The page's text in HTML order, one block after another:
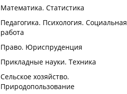
Математика. Статистика
Педагогика. Психология. Социальная
работа
Право. Юриспруденция
Прикладные науки. Техника
Сельское хозяйство.
Природопользование